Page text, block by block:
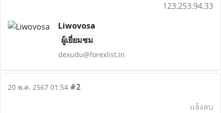
123.253.94.33
Liwovosa
ผู้เยี่ยมชม
dexudu@forexlist.in
20 พ.ค. 2567 01:54 #2
แจ้งลบ